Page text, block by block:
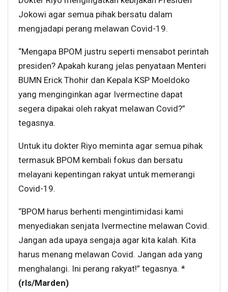
Jokowi agar semua pihak bersatu dalam
mengjadapi perang melawan Covid-19.
“Mengapa BPOM justru seperti mensabot perintah
presiden? Apakah kurang jelas penyataan Menteri
BUMN Erick Thohir dan Kepala KSP Moeldoko
yang menginginkan agar Ivermectine dapat
segera dipakai oleh rakyat melawan Covid?”
tegasnya.
Untuk itu dokter Riyo meminta agar semua pihak
termasuk BPOM kembali fokus dan bersatu
melayani kepentingan rakyat untuk memerangi
Covid-19.
“BPOM harus berhenti mengintimidasi kami
menyediakan senjata Ivermectine melawan Covid.
Jangan ada upaya sengaja agar kita kalah. Kita
harus menang melawan Covid. Jangan ada yang
menghalangi. Ini perang rakyat!” tegasnya. *
(rls/Marden)